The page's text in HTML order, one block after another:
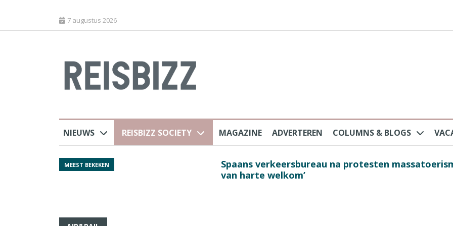
7 augustus 2026
NIEUWS REISBIZZ SOCIETY MAGAZINE ADVERTEREN COLUMNS & BLOGS
MEEST BEKEKEN
Spaans verkeersbureau na protesten massatoerisme: ‘Nederlandse